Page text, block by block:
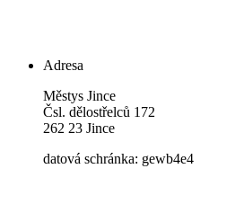
Adresa
Městys Jince
Čsl. dělostřelců 172
262 23 Jince
datová schránka: gewb4e4